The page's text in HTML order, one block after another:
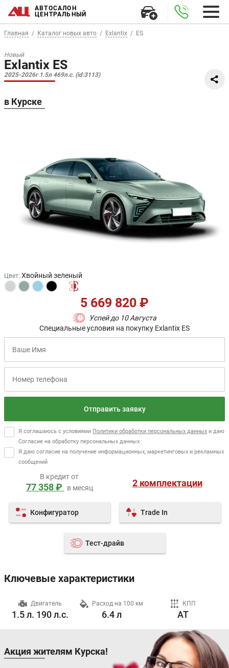
АВТОСАЛОН
ЦЕНТРАЛЬНЫЙ
Главная Каталог новых авто Exlantix ES
Новый
Exlantix ES
2025-2026г 1.5л 469л.с. (id:3113)
в Курске
Цвет: Хвойный зеленый
Успей до 10 Августа
5 669 820 ₽
Специальные условия на покупку Exlantix ES
Отправить заявку
Я соглашаюсь с условиями Политики обработки персональных данных и даю
Согласие на обработку персональных данных
Я даю согласие на получение информационных, маркетинговых и рекламных
сообщений
2 комплектации
Конфигуратор Trade In
Тест-драйв
В кредит от
77 358 ₽ в месяц
Ключевые характеристики
Двигатель
1.5 л. 190 л.с.
Расход на 100 км
6.4 л
КПП
AT
Акция жителям Курска!